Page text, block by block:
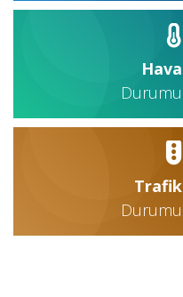
Hava
Durumu
Trafik
Durumu